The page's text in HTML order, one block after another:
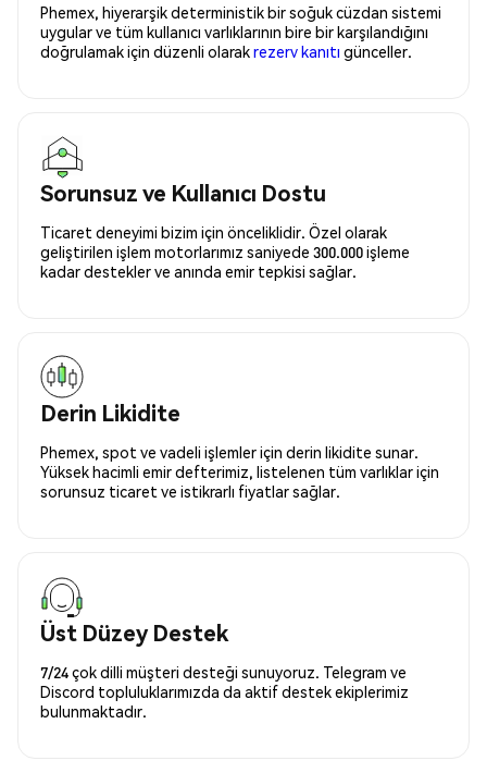
Phemex, hiyerarşik deterministik bir soğuk cüzdan sistemi
uygular ve tüm kullanıcı varlıklarının bire bir karşılandığını
doğrulamak için düzenli olarakrezerv kanıtı günceller.
Sorunsuz ve Kullanıcı Dostu
Ticaret deneyimi bizim için önceliklidir. Özel olarak
geliştirilen işlem motorlarımız saniyede 300.000 işleme
kadar destekler ve anında emir tepkisi sağlar.
Derin Likidite
Phemex, spot ve vadeli işlemler için derin likidite sunar.
Yüksek hacimli emir defterimiz, listelenen tüm varlıklar için
sorunsuz ticaret ve istikrarlı fiyatlar sağlar.
Üst Düzey Destek
7/24 çok dilli müşteri desteği sunuyoruz. Telegram ve
Discord topluluklarımızda da aktif destek ekiplerimiz
bulunmaktadır.